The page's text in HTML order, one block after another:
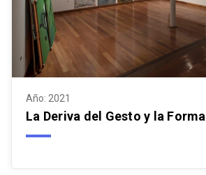
Año: 2021
La Deriva del Gesto y la Forma